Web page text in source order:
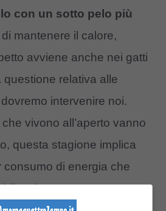
con un sotto pelo più
mantenere il calore,
avviene anche nei gatti
questione relativa alle
intervenire noi.
vivono all’aperto vanno
questa stagione implica
consumo di energia che
con un aumento